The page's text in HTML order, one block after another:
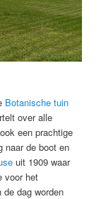
Botanische tuin
over alle
een prachtige
naar de boot en
uit 1909 waar
voor het
de dag worden